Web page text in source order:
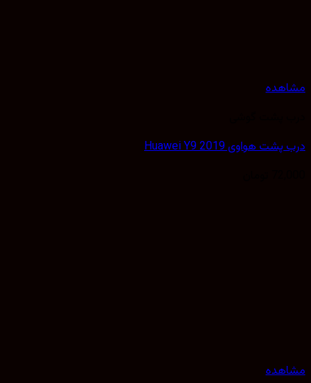
مشاهده
درب پشت هواوی Huawei Y9 2019
مشاهده